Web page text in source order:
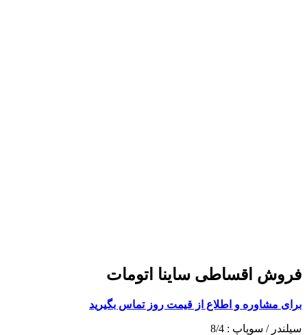
فروش اقساطی ساینا اتومات
برای مشاوره و اطلاع از قیمت روز تماس بگیرید
سیلندر / سوپاپ : 8/4